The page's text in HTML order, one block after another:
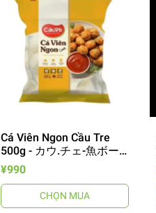
Cá Viên Ngon Cầu Tre
500g - カウ.チェ-魚ボー
ル
¥990
CHỌN MUA